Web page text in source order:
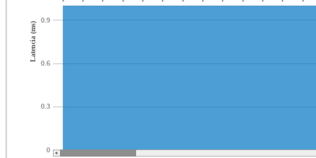
0
0.3
0.6
0.9
Latencia (ms)